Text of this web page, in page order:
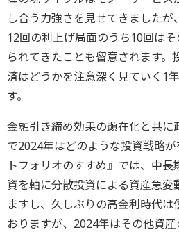
し合う力強さを見せてきました
12回の利上げ局面のうち10回は
られてきたことも留意されます。
済はどうかを注意深く見ていく1
す。
金融引き締め効果の顕在化と共に
で2024年はどのような投資戦略
トフォリオのすすめ』では、中
資を軸に分散投資による資産急変
ますし、久しぶりの高金利時代は
おりますが、2024年はその他資